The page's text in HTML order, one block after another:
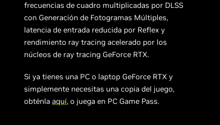
frecuencias de cuadro multiplicadas por DLSS
con Generación de Fotogramas Múltiples,
latencia de entrada reducida por Reflex y
rendimiento ray tracing acelerado por los
núcleos de ray tracing GeForce RTX.
Si ya tienes una PC o laptop GeForce RTX y
simplemente necesitas una copia del juego,
obténlaaquí, o juega en PC Game Pass.